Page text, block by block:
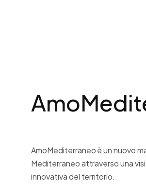
AmoMediterraneo è un nuovo
Mediterraneo attraverso una
innovativa del territorio.